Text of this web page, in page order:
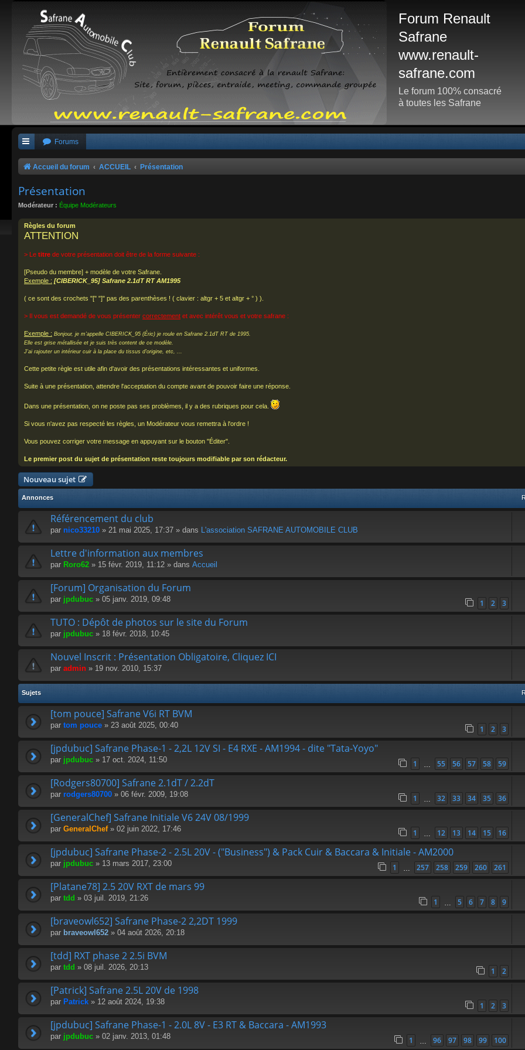
Forum Renault
Safrane
www.renault-
safrane.com
Le forum 100% consacré
à toutes les Safrane
Forums
Accueil du forum ACCUEIL Présentation
Présentation
Modérateur : Équipe Modérateurs
Règles du forum
ATTENTION
> Le titre de votre présentation doit être de la forme suivante :
[Pseudo du membre] + modèle de votre Safrane.
Exemple : [CIBERICK_95] Safrane 2.1dT RT AM1995
( ce sont des crochets "[" "]" pas des parenthèses ! ( clavier : altgr + 5 et altgr + ° ) ).
> Il vous est demandé de vous présenter correctement et avec intérêt vous et votre safrane :
Exemple : Bonjour, je m'appelle CIBERICK_95 (Éric) je roule en Safrane 2.1dT RT de 1995.
Elle est grise métallisée et je suis très content de ce modèle.
J'ai rajouter un intérieur cuir à la place du tissus d'origine, etc, ...
Cette petite règle est utile afin d'avoir des présentations intéressantes et uniformes.
Suite à une présentation, attendre l'acceptation du compte avant de pouvoir faire une réponse.
Dans une présentation, on ne poste pas ses problèmes, il y a des rubriques pour cela.
Si vous n'avez pas respecté les règles, un Modérateur vous remettra à l'ordre !
Vous pouvez corriger votre message en appuyant sur le bouton "Éditer".
Le premier post du sujet de présentation reste toujours modifiable par son rédacteur.
Nouveau sujet
Annonces
Référencement du club
par nico33210 » 21 mai 2025, 17:37 » dans L'association SAFRANE AUTOMOBILE CLUB
Lettre d'information aux membres
par Roro62 » 15 févr. 2019, 11:12 » dans Accueil
[Forum] Organisation du Forum
par jpdubuc » 05 janv. 2019, 09:48 1 2 3
TUTO : Dépôt de photos sur le site du Forum
par jpdubuc » 18 févr. 2018, 10:45
Nouvel Inscrit : Présentation Obligatoire, Cliquez ICI
par admin » 19 nov. 2010, 15:37
Sujets
[tom pouce] Safrane V6i RT BVM
par tom pouce » 23 août 2025, 00:40 1 2 3
[jpdubuc] Safrane Phase-1 - 2,2L 12V SI - E4 RXE - AM1994 - dite "Tata-Yoyo"
par jpdubuc » 17 oct. 2024, 11:50 1 55 56 57 58 59
[Rodgers80700] Safrane 2.1dT / 2.2dT
par rodgers80700 » 06 févr. 2009, 19:08 1 32 33 34 35 36
[GeneralChef] Safrane Initiale V6 24V 08/1999
par GeneralChef» 02 juin 2022, 17:46 1 12 13 14 15 16
[jpdubuc] Safrane Phase-2 - 2.5L 20V - ("Business") & Pack Cuir & Baccara & Initiale - AM2000
par jpdubuc » 13 mars 2017, 23:00 1 257 258 259 260 261
[Platane78] 2.5 20V RXT de mars 99
par tdd » 03 juil. 2019, 21:26 1 5 6 7 8 9
[braveowl652] Safrane Phase-2 2,2DT 1999
par braveowl652 » 04 août 2026, 20:18
[tdd] RXT phase 2 2.5i BVM
par tdd » 08 juil. 2026, 20:13 1 2
[Patrick] Safrane 2.5L 20V de 1998
par Patrick » 12 août 2024, 19:38 1 2 3
[jpdubuc] Safrane Phase-1 - 2.0L 8V - E3 RT & Baccara - AM1993
par jpdubuc » 02 janv. 2013, 01:48 1 96 97 98 99 100